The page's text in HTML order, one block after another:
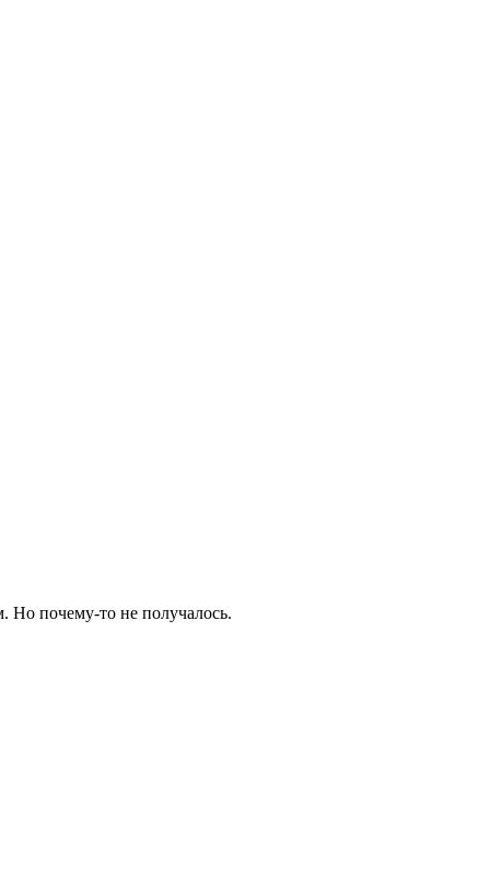
Но почему-то не получалось.